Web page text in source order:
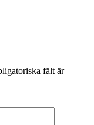
fält är